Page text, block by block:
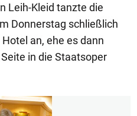
Leih-Kleid tanzte die
Donnerstag schließlich
an, ehe es dann
in die Staatsoper